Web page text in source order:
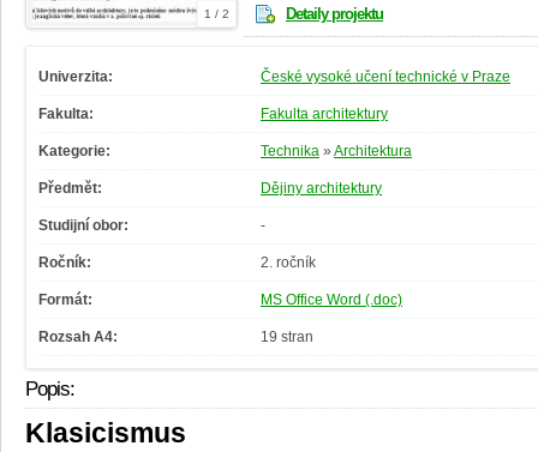
1 / 2 Detaily projektu
Univerzita: České vysoké učení technické v Praze
Fakulta: Fakulta architektury
Kategorie: Technika » Architektura
Předmět: Dějiny architektury
Studijní obor: -
Ročník: 2. ročník
Formát: MS Office Word (.doc)
Rozsah A4: 19 stran
Popis:
Klasicismus